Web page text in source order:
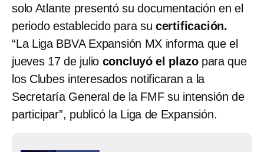
solo Atlante presentó su documentación en el
periodo establecido para su certificación.
“La Liga BBVA Expansión MX informa que el
jueves 17 de julio concluyó el plazopara que
los Clubes interesados notificaran a la
Secretaría General de la FMF su intensión de
participar”, publicó la Liga de Expansión.